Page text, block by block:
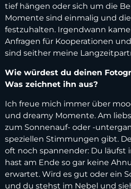
tief hängen oder sich um die
Momente sind einmalig und
festzuhalten. Irgendwann
Anfragen für Kooperationen
sind seither meine
Wie würdest du deinen
Was zeichnet ihn aus?
Ich freue mich immer über
und dreamy Momente. Am
zum Sonnenauf- oder -
speziellen Stimmungen gibt.
oft noch spannender: Du läufst
hast am Ende so gar keine
erwartet. Wird es gut oder ein
und du stehst im Nebel und